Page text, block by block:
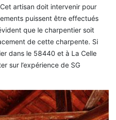
artisan doit intervenir pour
puissent être effectués
que le charpentier soit
de cette charpente. Si
dans le 58440 et à La Celle
sur l’expérience de SG